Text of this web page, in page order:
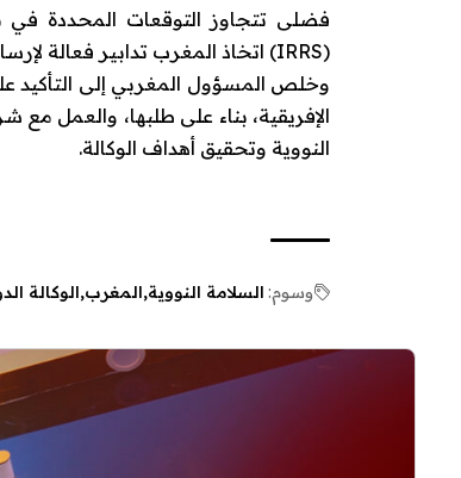
فضلى تتجاوز التوقعات المحددة في
(IRRS) اتخاذ المغرب تدابير فعالة لإرساء إطار قانوني وتنظيمي متماسك في هذا المجال.
وخلص المسؤول المغربي إلى التأكيد
الإفريقية، بناء على طلبها، والعمل مع
النووية وتحقيق أهداف الوكالة.
وسوم: السلامة النووية المغرب الوكالة